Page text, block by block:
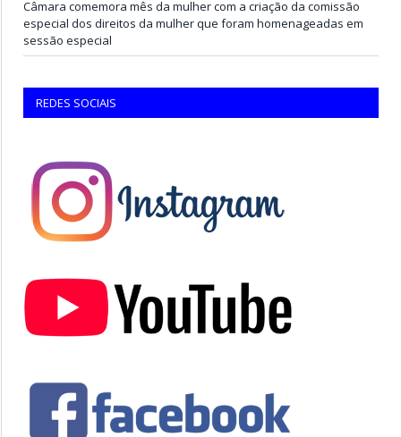
Câmara comemora mês da mulher com a criação da comissão
especial dos direitos da mulher que foram homenageadas em
sessão especial
REDES SOCIAIS